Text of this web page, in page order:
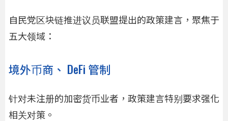
自民党区块链推进议员联盟提出的政策建言，聚焦于
五大领域：
境外币商、 DeFi 管制
针对未注册的加密货币业者，政策建言特别要求强化
相关对策。